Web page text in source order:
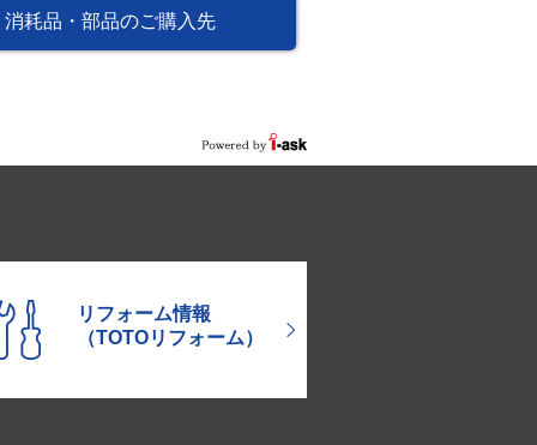
消耗品・部品のご購入先
リフォーム情報
（TOTOリフォーム）